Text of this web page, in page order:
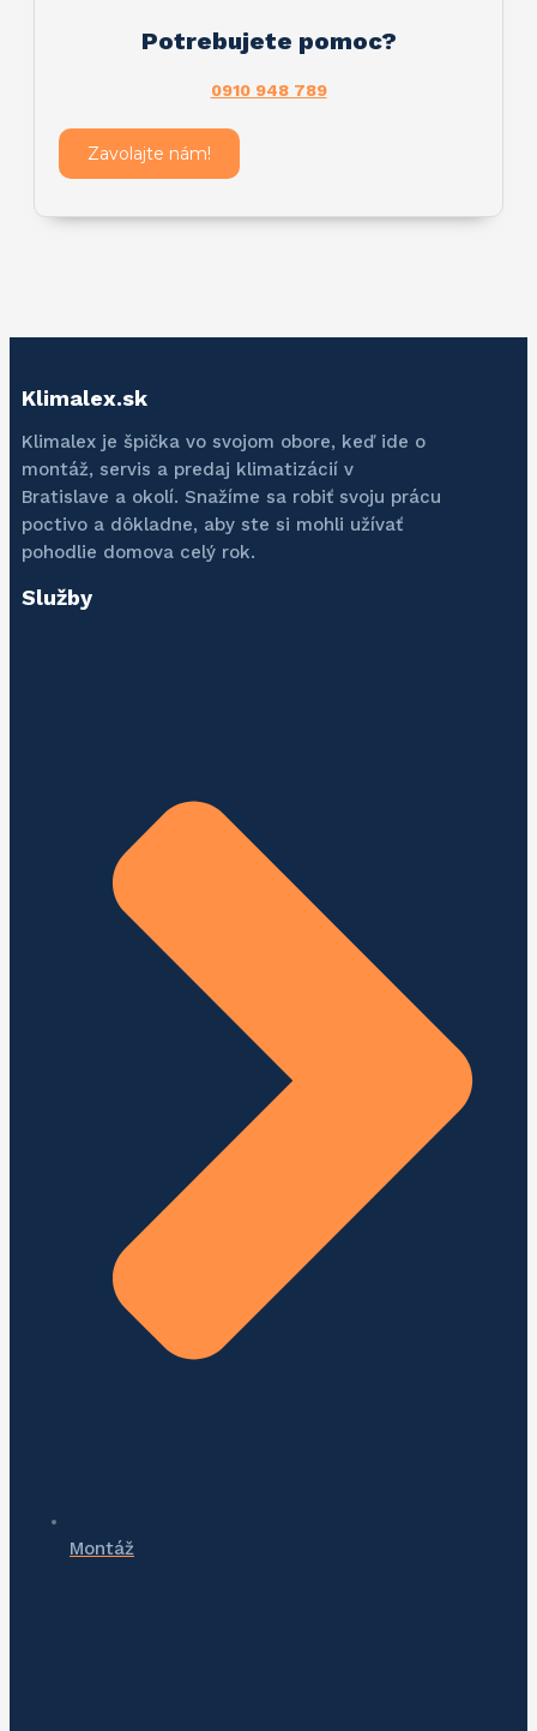
Potrebujete pomoc?
0910 948 789
Zavolajte nám!
Klimalex.sk
Klimalex je špička vo svojom obore, keď ide o
montáž, servis a predaj klimatizácií v
Bratislave a okolí. Snažíme sa robiť svoju prácu
poctivo a dôkladne, aby ste si mohli užívať
pohodlie domova celý rok.
Služby
Montáž